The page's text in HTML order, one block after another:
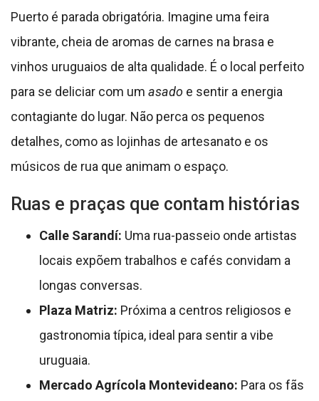
Puerto é parada obrigatória. Imagine uma feira
vibrante, cheia de aromas de carnes na brasa e
vinhos uruguaios de alta qualidade. É o local perfeito
para se deliciar com um asado e sentir a energia
contagiante do lugar. Não perca os pequenos
detalhes, como as lojinhas de artesanato e os
músicos de rua que animam o espaço.
Ruas e praças que contam histórias
Calle Sarandí: Uma rua-passeio onde artistas
locais expõem trabalhos e cafés convidam a
longas conversas.
Plaza Matriz: Próxima a centros religiosos e
gastronomia típica, ideal para sentir a vibe
uruguaia.
Mercado Agrícola Montevideano: Para os fãs